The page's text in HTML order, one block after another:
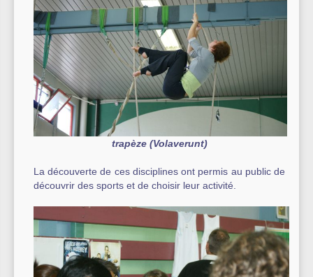
trapèze (Volaverunt)
La découverte de ces disciplines ont permis au public de
découvrir des sports et de choisir leur activité.